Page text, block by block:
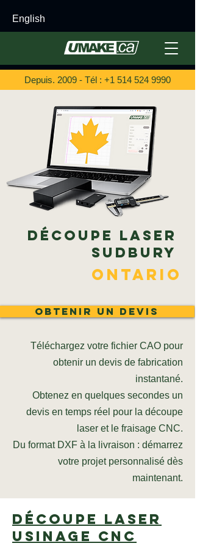
English
Depuis. 2009 - Tél : +1 514 524 9990
Découpe laser
Sudbury
Ontario
Obtenir un devis
Téléchargez votre fichier CAO pour
obtenir un devis de fabrication
instantané.
Obtenez en quelques secondes un
devis en temps réel pour la découpe
laser et le fraisage CNC.
Du format DXF à la livraison : démarrez
votre projet personnalisé dès
maintenant.
Découpe laser
Usinage CNC